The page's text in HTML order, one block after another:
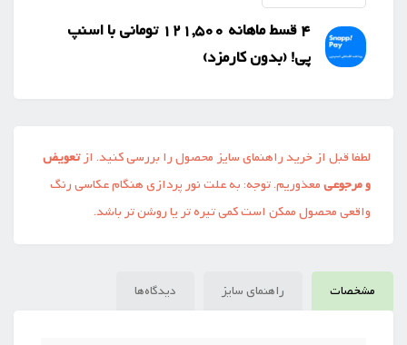
4 قسط ماهانه 121,500 تومانی با اسنپ
‌پی! (بدون کارمزد)
لطفا قبل از خرید راهنمای سایز محصول را بررسی کنید. ازتعویض
و مرجوعیمعذوریم. توجه: به علت نور پردازی هنگام عکاسی رنگ
واقعی محصول ممکن است کمی تیره تر یا روشن تر باشد.
مشخصات راهنمای سایز دیدگاه‌ها